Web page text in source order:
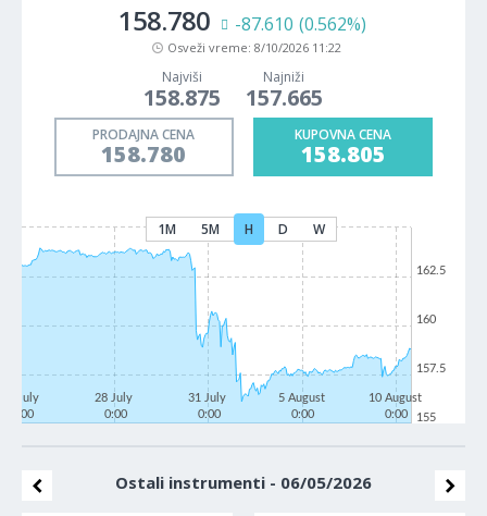
158.780 -87.610 (0.562%)
Osveži vreme: 8/10/2026 11:22
Najviši
158.875
Najniži
157.665
PRODAJNA CENA
158.780
KUPOVNA CENA
158.805
1M 5M H D W
23 July
0:00
28 July
0:00
31 July
0:00
5 August
0:00
10 August
0:00
155
157.5
160
162.5
Ostali instrumenti - 06/05/2026